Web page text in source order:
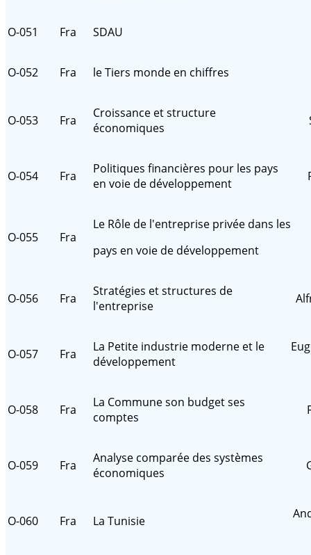
O-051 Fra SDAU
O-052 Fra le Tiers monde en chiffres
O-053 Fra
Croissance et structure
économiques
O-054 Fra
Politiques financières pour les pays
en voie de développement
O-055 Fra
Le Rôle de l'entreprise privée dans les
pays en voie de développement
O-056 Fra
Stratégies et structures de
l'entreprise
O-057 Fra
La Petite industrie moderne et le
développement
O-058 Fra
La Commune son budget ses
comptes
O-059 Fra
Analyse comparée des systèmes
économiques
O-060 Fra La Tunisie